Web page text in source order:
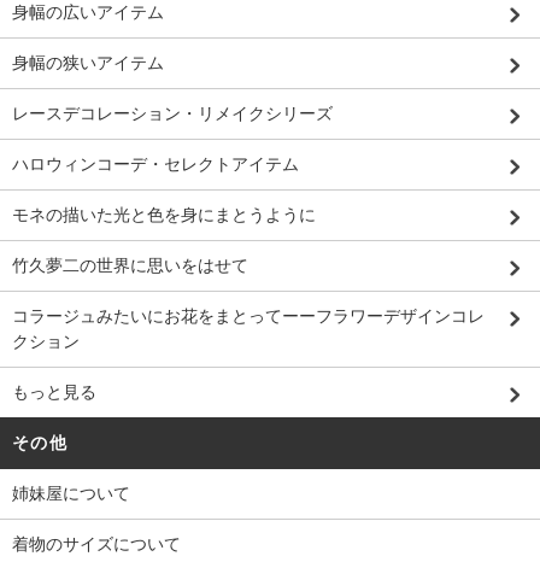
身幅の広いアイテム
身幅の狭いアイテム
レースデコレーション・リメイクシリーズ
ハロウィンコーデ・セレクトアイテム
モネの描いた光と色を身にまとうように
竹久夢二の世界に思いをはせて
コラージュみたいにお花をまとってーーフラワーデザインコレ
クション
もっと見る
その他
姉妹屋について
着物のサイズについて